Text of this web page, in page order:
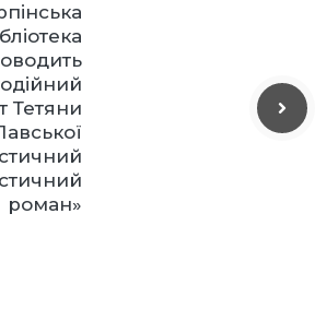
Тетяни
роман»